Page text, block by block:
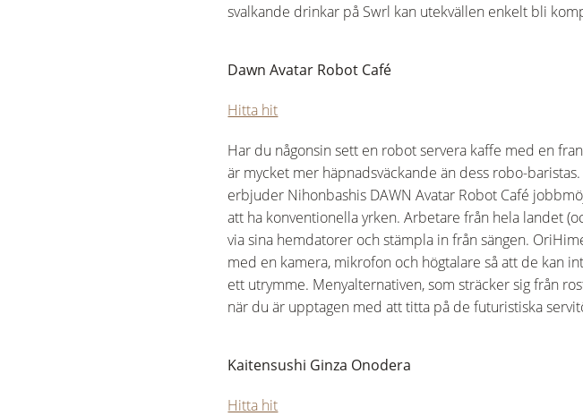
svalkande drinkar på Swrl kan utekvällen enkelt bli
Dawn Avatar Robot Café
Hitta hit
Har du någonsin sett en robot servera kaffe med en
är mycket mer häpnadsväckande än dess robo-
erbjuder Nihonbashis DAWN Avatar Robot Café
att ha konventionella yrken. Arbetare från hela landet
via sina hemdatorer och stämpla in från sängen.
med en kamera, mikrofon och högtalare så att de kan
ett utrymme. Menyalternativen, som sträcker sig från
när du är upptagen med att titta på de futuristiska
Kaitensushi Ginza Onodera
Hitta hit